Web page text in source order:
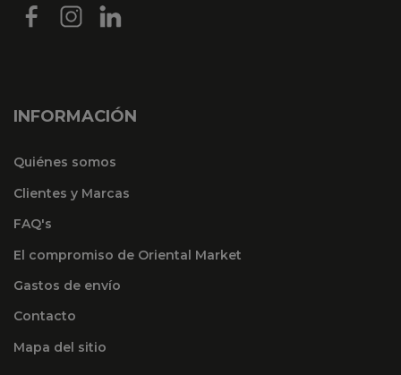
INFORMACIÓN
Quiénes somos
Clientes y Marcas
FAQ's
El compromiso de Oriental Market
Gastos de envío
Contacto
Mapa del sitio